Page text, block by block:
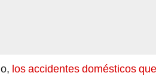
aunque ocurran en el